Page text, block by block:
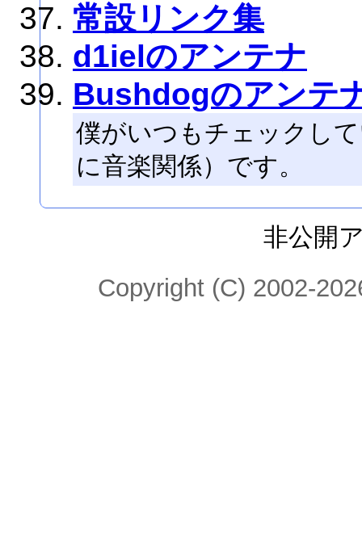
常設リンク集
d1ielのアンテナ
Bushdogのアンテ
僕がいつもチェックし
に音楽関係）です。
非公開
Copyright (C) 2002-